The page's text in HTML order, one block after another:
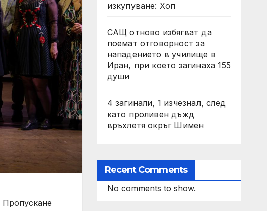
Пропускане
изкупуване: Хоп
САЩ отново избягват да
поемат отговорност за
нападението в училище в
Иран, при което загинаха 155
души
4 загинали, 1 изчезнал, след
като проливен дъжд
връхлетя окръг Шимен
Recent Comments
No comments to show.